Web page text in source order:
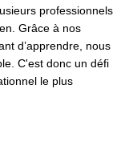
professionnels
Grâce à nos
d’apprendre, nous
C'est donc un défi
le plus